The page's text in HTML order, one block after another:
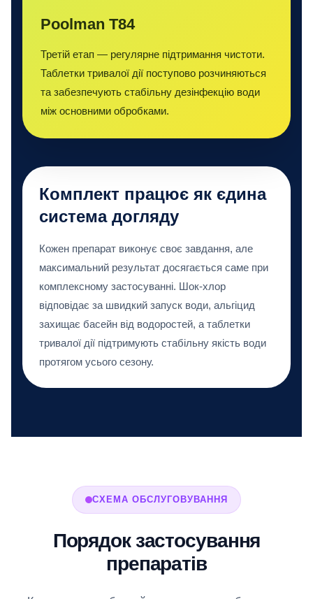
Poolman T84
Третій етап — регулярне підтримання чистоти.
Таблетки тривалої дії поступово розчиняються
та забезпечують стабільну дезінфекцію води
між основними обробками.
Комплект працює як єдина
система догляду
Кожен препарат виконує своє завдання, але
максимальний результат досягається саме при
комплексному застосуванні. Шок-хлор
відповідає за швидкий запуск води, альгіцид
захищає басейн від водоростей, а таблетки
тривалої дії підтримують стабільну якість води
протягом усього сезону.
СХЕМА ОБСЛУГОВУВАННЯ
Порядок застосування
препаратів